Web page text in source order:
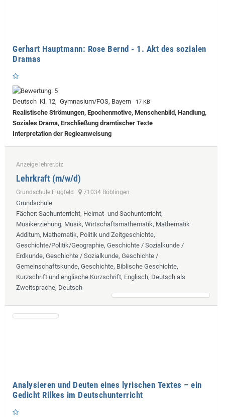
Gerhart Hauptmann: Rose Bernd - 1. Akt des sozialen
Dramas
Deutsch Kl. 12, Gymnasium/FOS, Bayern 17 KB
Realistische Strömungen, Epochenmotive, Menschenbild, Handlung,
Soziales Drama, Erschließung dramtischer Texte
Interpretation der Regieanweisung
Anzeige lehrer.biz
Lehrkraft (m/w/d)
Grundschule Flugfeld 71034 Böblingen
Grundschule
Fächer: Sachunterricht, Heimat- und Sachunterricht,
Musikerziehung, Musik, Wirtschaftsmathematik, Mathematik
Additum, Mathematik, Politik und Zeitgeschichte,
Geschichte/Politik/Geographie, Geschichte / Sozialkunde /
Erdkunde, Geschichte / Sozialkunde, Geschichte /
Gemeinschaftskunde, Geschichte, Biblische Geschichte,
Kurzschrift und englische Kurzschrift, Englisch, Deutsch als
Zweitsprache, Deutsch
Analysieren und Deuten eines lyrischen Textes – ein
Gedicht Rilkes im Deutschunterricht